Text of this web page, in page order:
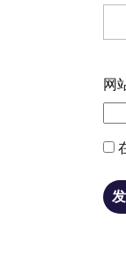
网